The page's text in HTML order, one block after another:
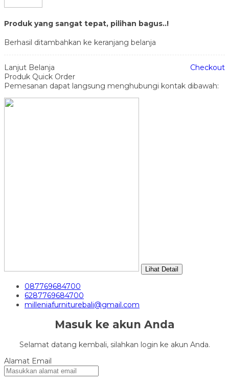
Produk yang sangat tepat, pilihan bagus..!
Berhasil ditambahkan ke keranjang belanja
Lanjut Belanja
Checkout
Produk Quick Order
Pemesanan dapat langsung menghubungi kontak dibawah:
Lihat Detail
087769684700
6287769684700
milleniafurniturebali@gmail.com
Masuk ke akun Anda
Selamat datang kembali, silahkan login ke akun Anda.
Alamat Email